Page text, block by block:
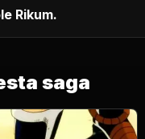
Rikum.
saga